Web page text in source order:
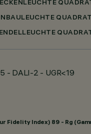
- DALI-2 - UGR<19
Fidelity Index) 89 - Rg